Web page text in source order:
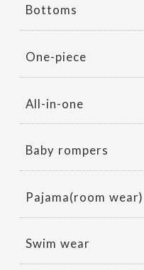
Bottoms
One-piece
All-in-one
Baby rompers
Pajama(room wear)
Swim wear